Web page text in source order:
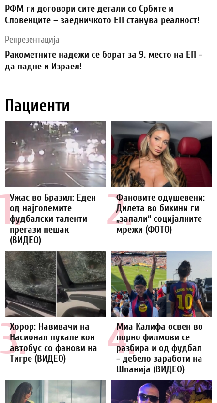
РФМ ги договори сите детали со Србите и
Словенците – заедничкото ЕП станува реалност!
Репрезентација
Ракометните надежи се борат за 9. место на ЕП -
да падне и Израел!
Пациенти
1.
Ужас во Бразил: Еден
од најголемите
фудбалски таленти
прегази пешак
(ВИДЕО)
2.
Фановите одушевени:
Дилета во бикини ги
„запали“ социјалните
мрежи (ФОТО)
3.
Хорор: Навивачи на
Насионал пукале кон
автобус со фанови на
Тигре (ВИДЕО)
4.
Миа Калифа освен во
порно филмови се
разбира и од фудбал
- дебело заработи на
Шпанија (ВИДЕО)